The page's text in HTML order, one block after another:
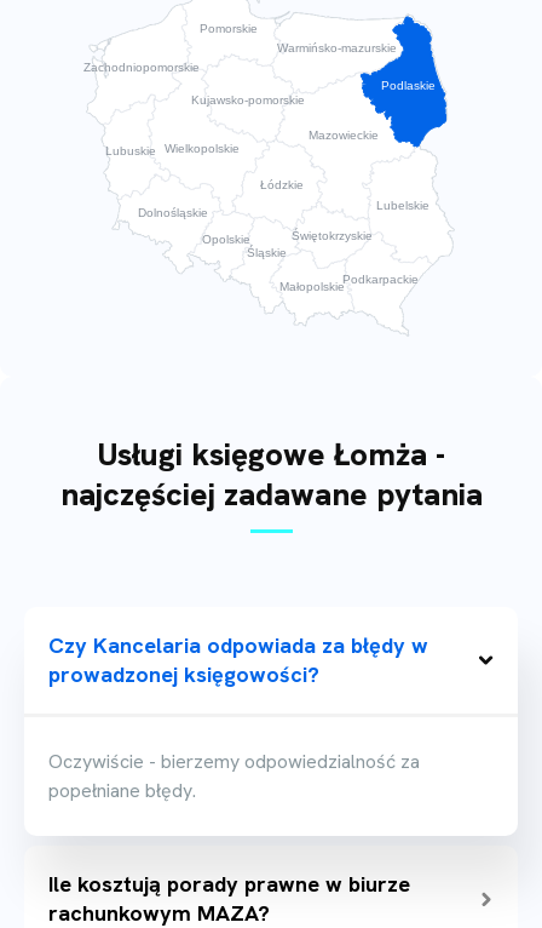
Dolnośląskie
Kujawsko-pomorskie
Lubelskie
Lubuskie
Łódzkie
Małopolskie
Mazowieckie
Opolskie
Podkarpackie
Podlaskie
Pomorskie
Śląskie
Świętokrzyskie
Warmińsko-mazurskie
Wielkopolskie
Zachodniopomorskie
Usługi księgowe Łomża -
najczęściej zadawane pytania
Czy Kancelaria odpowiada za błędy w
prowadzonej księgowości?
Oczywiście - bierzemy odpowiedzialność za
popełniane błędy.
Ile kosztują porady prawne w biurze
rachunkowym MAZA?